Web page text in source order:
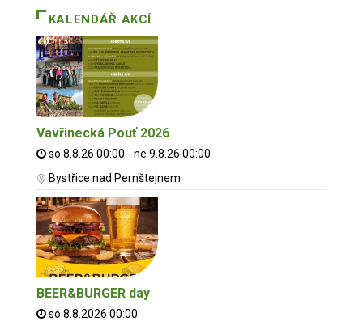
KALENDÁŘ AKCÍ
Vavřinecká Pouť 2026
so 8.8.26 00:00 - ne 9.8.26 00:00
Bystřice nad Pernštejnem
BEER&BURGER day
so 8.8.2026 00:00